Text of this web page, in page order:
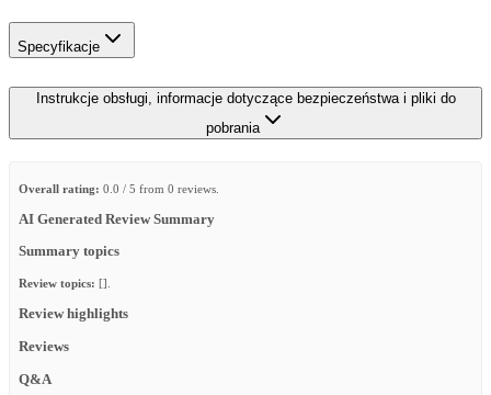
Specyfikacje
Instrukcje obsługi, informacje dotyczące bezpieczeństwa i pliki do
pobrania
Overall rating: 0.0 / 5 from 0 reviews.
AI Generated Review Summary
Summary topics
Review topics: [].
Review highlights
Reviews
Q&A